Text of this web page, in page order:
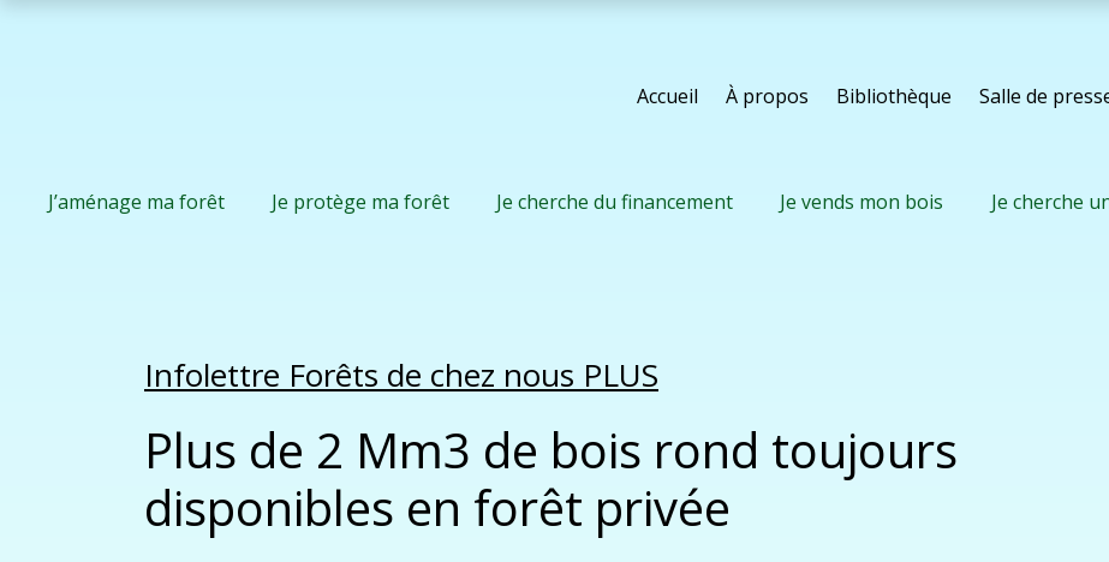
Accueil À propos Bibliothèque Salle de
J’aménage ma forêt Je protège ma forêt Je cherche du financement Je vends mon bois Je cherche
Infolettre Forêts de chez nous PLUS
Plus de 2 Mm3 de bois rond toujours
disponibles en forêt privée